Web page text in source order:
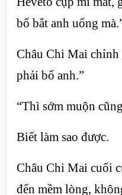
bố bắt anh uống
Châu Chi Mai
phải bố anh.”
“Thì sớm muộn
Biết làm sao được.
Châu Chi Mai cuối
đến mềm lòng,